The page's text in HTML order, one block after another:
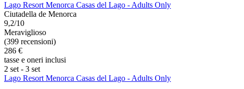
Lago Resort Menorca Casas del Lago - Adults Only
Ciutadella de Menorca
9,2/10
Meraviglioso
(399 recensioni)
286 €
tasse e oneri inclusi
2 set - 3 set
Lago Resort Menorca Casas del Lago - Adults Only